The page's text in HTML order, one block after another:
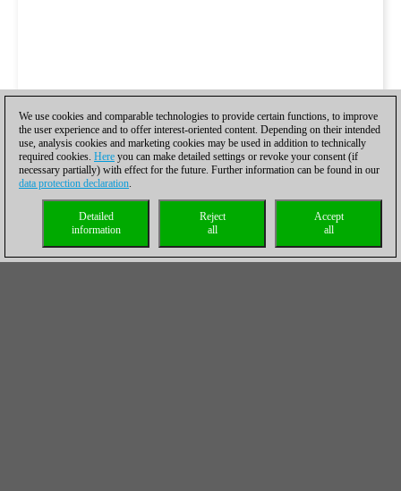
We use cookies and comparable technologies to provide certain functions, to improve
the user experience and to offer interest-oriented content. Depending on their intended
use, analysis cookies and marketing cookies may be used in addition to technically
required cookies. Here you can make detailed settings or revoke your consent (if
necessary partially) with effect for the future. Further information can be found in our
data protection declaration.
Accept
all
Reject
all
Detailed
information